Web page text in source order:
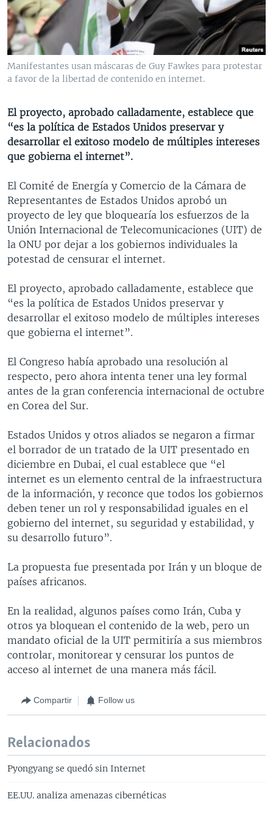
VENEZUELA
BRASIL
NICARAGUA
ECONOMÍA
ENTRETENIMIENTO Y CULTURA
TECNOLOGÍA
DEPORTES
MULTIMEDIA
VIDEOS
FOTOGRAFÍA
AUDIOS
PROGRAMAS TV
EL MUNDO AL DÍA
FORO INTERAMERICANO
LAS CLAVES
PANORAMA
RADIO
AVANCE INFORMATIVO
BUENOS DÍAS AMÉRICA
ESTADOS UNIDOS AL DÍA
EL MUNDO AL DÍA [RADIO]
FORO [RADIO]
DEPORTIVO INTERNACIONAL
NOTA ECONÓMICA
ENTRETENIMIENTO
DIRECT
Learning English
SÍGANOS
Idiomas
Manifestantes usan máscaras de Guy Fawkes para protestar
a favor de la libertad de contenido en internet.
El proyecto, aprobado calladamente, establece que
“es la política de Estados Unidos preservar y
desarrollar el exitoso modelo de múltiples intereses
que gobierna el internet”.
El Comité de Energía y Comercio de la Cámara de
Representantes de Estados Unidos aprobó un
proyecto de ley que bloquearía los esfuerzos de la
Unión Internacional de Telecomunicaciones (UIT) de
la ONU por dejar a los gobiernos individuales la
potestad de censurar el internet.
El proyecto, aprobado calladamente, establece que
“es la política de Estados Unidos preservar y
desarrollar el exitoso modelo de múltiples intereses
que gobierna el internet”.
El Congreso había aprobado una resolución al
respecto, pero ahora intenta tener una ley formal
antes de la gran conferencia internacional de octubre
en Corea del Sur.
Estados Unidos y otros aliados se negaron a firmar
el borrador de un tratado de la UIT presentado en
diciembre en Dubai, el cual establece que “el
internet es un elemento central de la infraestructura
de la información, y reconce que todos los gobiernos
deben tener un rol y responsabilidad iguales en el
gobierno del internet, su seguridad y estabilidad, y
su desarrollo futuro”.
La propuesta fue presentada por Irán y un bloque de
países africanos.
En la realidad, algunos países como Irán, Cuba y
otros ya bloquean el contenido de la web, pero un
mandato oficial de la UIT permitiría a sus miembros
controlar, monitorear y censurar los puntos de
acceso al internet de una manera más fácil.
Compartir Follow us
Relacionados
Pyongyang se quedó sin Internet
EE.UU. analiza amenazas cibernéticas